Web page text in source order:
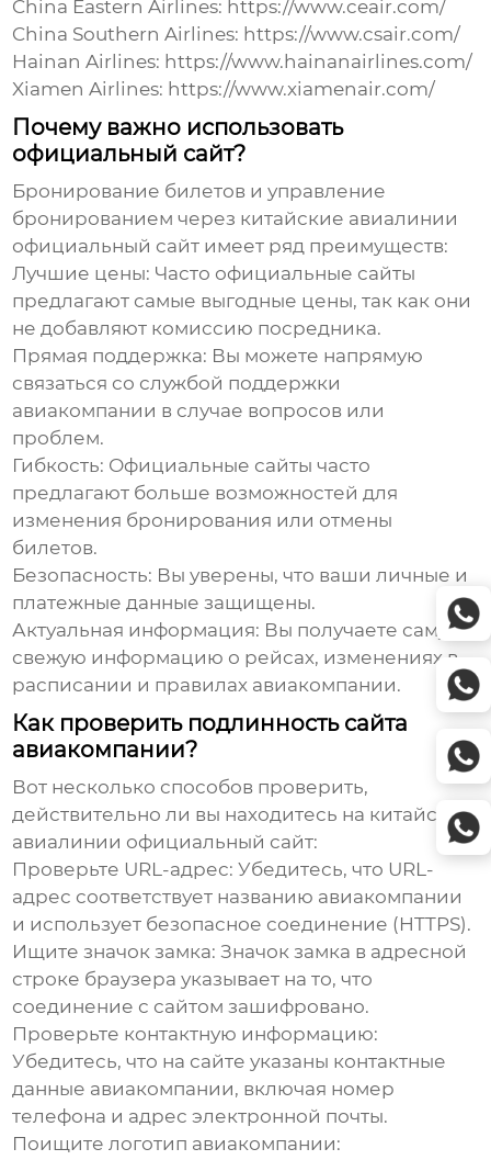
China Eastern Airlines: https://www.ceair.com/
China Southern Airlines: https://www.csair.com/
Hainan Airlines: https://www.hainanairlines.com/
Xiamen Airlines: https://www.xiamenair.com/
Почему важно использовать
официальный сайт?
Бронирование билетов и управление
бронированием через китайские авиалинии
официальный сайт имеет ряд преимуществ:
Лучшие цены: Часто официальные сайты
предлагают самые выгодные цены, так как они
не добавляют комиссию посредника.
Прямая поддержка: Вы можете напрямую
связаться со службой поддержки
авиакомпании в случае вопросов или
проблем.
Гибкость: Официальные сайты часто
предлагают больше возможностей для
изменения бронирования или отмены
билетов.
Безопасность: Вы уверены, что ваши личные и
платежные данные защищены.
Актуальная информация: Вы получаете самую
свежую информацию о рейсах, изменениях в
расписании и правилах авиакомпании.
Как проверить подлинность сайта
авиакомпании?
Вот несколько способов проверить,
действительно ли вы находитесь на китайские
авиалинии официальный сайт:
Проверьте URL-адрес: Убедитесь, что URL-
адрес соответствует названию авиакомпании
и использует безопасное соединение (HTTPS).
Ищите значок замка: Значок замка в адресной
строке браузера указывает на то, что
соединение с сайтом зашифровано.
Проверьте контактную информацию:
Убедитесь, что на сайте указаны контактные
данные авиакомпании, включая номер
телефона и адрес электронной почты.
Поищите логотип авиакомпании: